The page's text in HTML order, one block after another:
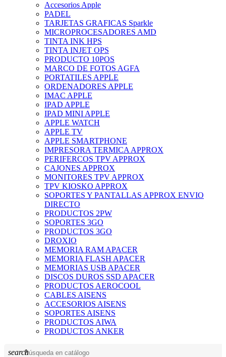
Accesorios Apple
PADEL
TARJETAS GRAFICAS Sparkle
MICROPROCESADORES AMD
TINTA INK HPS
TINTA INJET OPS
PRODUCTO 10POS
MARCO DE FOTOS AGFA
PORTATILES APPLE
ORDENADORES APPLE
IMAC APPLE
IPAD APPLE
IPAD MINI APPLE
APPLE WATCH
APPLE TV
APPLE SMARTPHONE
IMPRESORA TERMICA APPROX
PERIFERCOS TPV APPROX
CAJONES APPROX
MONITORES TPV APPROX
TPV KIOSKO APPROX
SOPORTES Y PANTALLAS APPROX ENVIO
DIRECTO
PRODUCTOS 2PW
SOPORTES 3GO
PRODUCTOS 3GO
DROXIO
MEMORIA RAM APACER
MEMORIA FLASH APACER
MEMORIAS USB APACER
DISCOS DUROS SSD APACER
PRODUCTOS AEROCOOL
CABLES AISENS
ACCESORIOS AISENS
SOPORTES AISENS
PRODUCTOS AIWA
PRODUCTOS ANKER
search